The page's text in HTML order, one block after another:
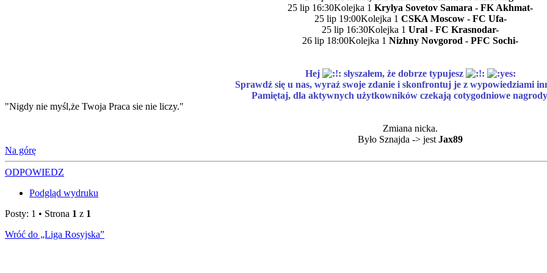
25 lip 16:30Kolejka 1 Krylya Sovetov Samara - FK Akhmat-
25 lip 19:00Kolejka 1 CSKA Moscow - FC Ufa-
25 lip 16:30Kolejka 1 Ural - FC Krasnodar-
26 lip 18:00Kolejka 1 Nizhny Novgorod - PFC Sochi-
Hej
słyszałem, że dobrze typujesz
Sprawdź się u nas, wyraź swoje zdanie i skonfrontuj je z wypowiedziami
Pamiętaj, dla aktywnych użytkowników czekają cotygodniowe nagrody
"Nigdy nie myśl,że Twoja Praca sie nie liczy."
Zmiana nicka.
Było Sznajda -> jest Jax89
Na górę
ODPOWIEDZ
Podgląd wydruku
Posty: 1 • Strona 1 z 1
Wróć do „Liga Rosyjska”